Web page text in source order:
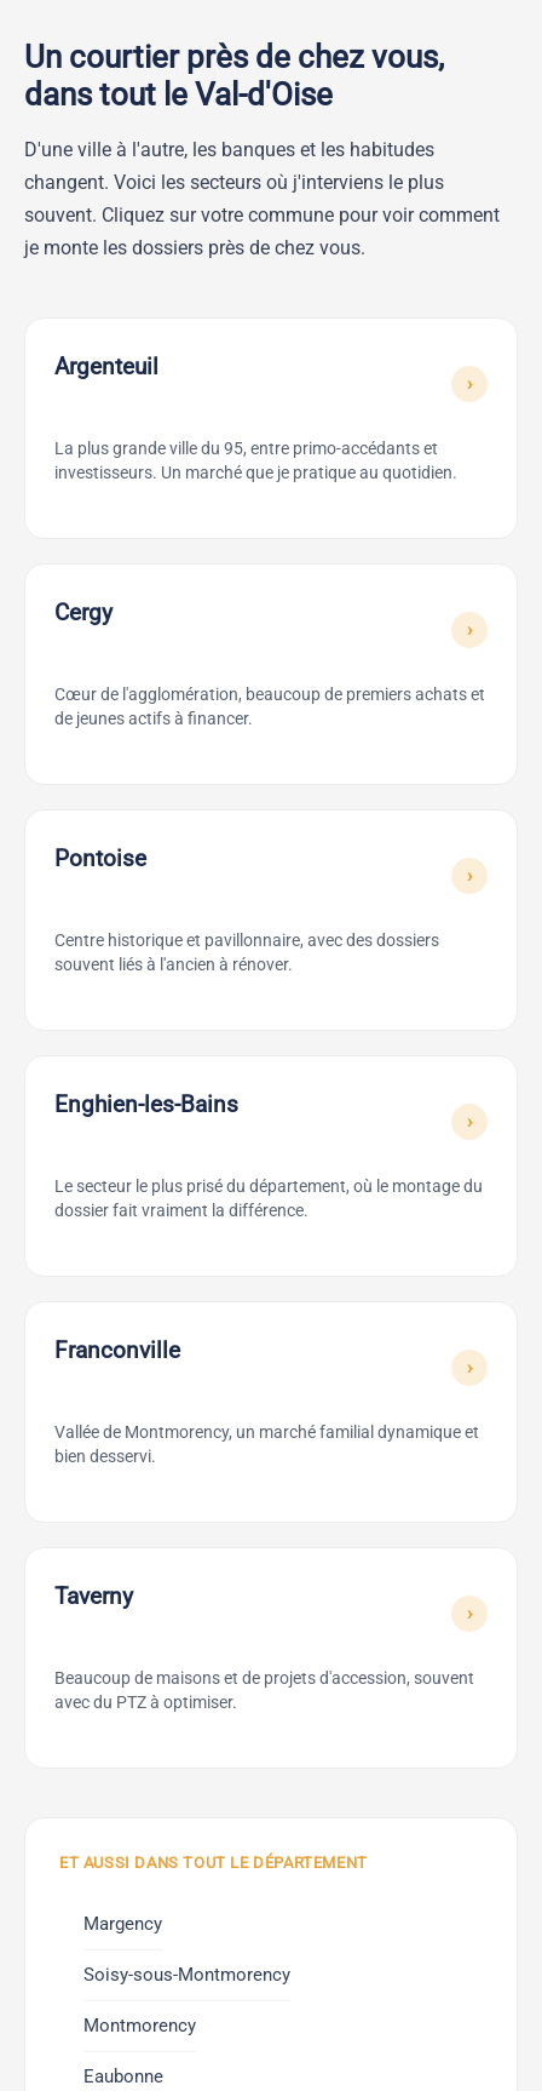
Un courtier près de chez vous,
dans tout le Val-d'Oise
D'une ville à l'autre, les banques et les habitudes
changent. Voici les secteurs où j'interviens le plus
souvent. Cliquez sur votre commune pour voir comment
je monte les dossiers près de chez vous.
Argenteuil
›
La plus grande ville du 95, entre primo-accédants et
investisseurs. Un marché que je pratique au quotidien.
Cergy
›
Cœur de l'agglomération, beaucoup de premiers achats et
de jeunes actifs à financer.
Pontoise
›
Centre historique et pavillonnaire, avec des dossiers
souvent liés à l'ancien à rénover.
Enghien-les-Bains
›
Le secteur le plus prisé du département, où le montage du
dossier fait vraiment la différence.
Franconville
›
Vallée de Montmorency, un marché familial dynamique et
bien desservi.
Taverny
›
Beaucoup de maisons et de projets d'accession, souvent
avec du PTZ à optimiser.
ET AUSSI DANS TOUT LE DÉPARTEMENT
Margency
Soisy-sous-Montmorency
Montmorency
Eaubonne